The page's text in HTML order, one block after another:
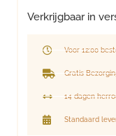
Verkrijgbaar in
Voor 12:00
Gratis
14 dagen
Standaard